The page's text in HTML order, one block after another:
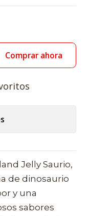
Comprar ahora
Jelly Saurio,
de dinosaurio
y una
sabores